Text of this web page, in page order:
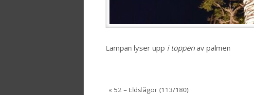
Lampan lyser upp i toppenav palmen
« 52 – Eldslågor (113/180)